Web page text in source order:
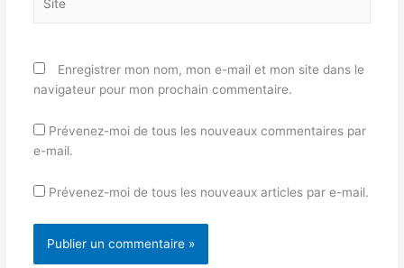
Enregistrer mon nom, mon e-mail et mon site dans le
navigateur pour mon prochain commentaire.
Prévenez-moi de tous les nouveaux commentaires par
e-mail.
Prévenez-moi de tous les nouveaux articles par e-mail.